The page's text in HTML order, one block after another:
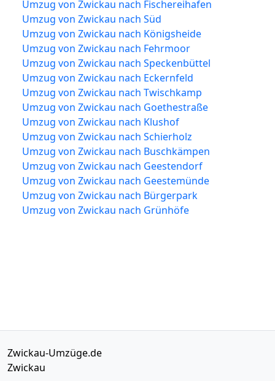
Umzug von Zwickau nach Fischereihafen
Umzug von Zwickau nach Süd
Umzug von Zwickau nach Königsheide
Umzug von Zwickau nach Fehrmoor
Umzug von Zwickau nach Speckenbüttel
Umzug von Zwickau nach Eckernfeld
Umzug von Zwickau nach Twischkamp
Umzug von Zwickau nach Goethestraße
Umzug von Zwickau nach Klushof
Umzug von Zwickau nach Schierholz
Umzug von Zwickau nach Buschkämpen
Umzug von Zwickau nach Geestendorf
Umzug von Zwickau nach Geestemünde
Umzug von Zwickau nach Bürgerpark
Umzug von Zwickau nach Grünhöfe
Zwickau-Umzüge.de
Zwickau